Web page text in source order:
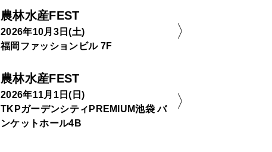
農林水産FEST
2026年10月3日(土)
福岡ファッションビル 7F
農林水産FEST
2026年11月1日(日)
TKPガーデンシティPREMIUM池袋 バ
ンケットホール4B